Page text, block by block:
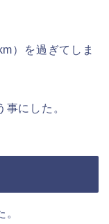
）を過ぎてしま
にした。